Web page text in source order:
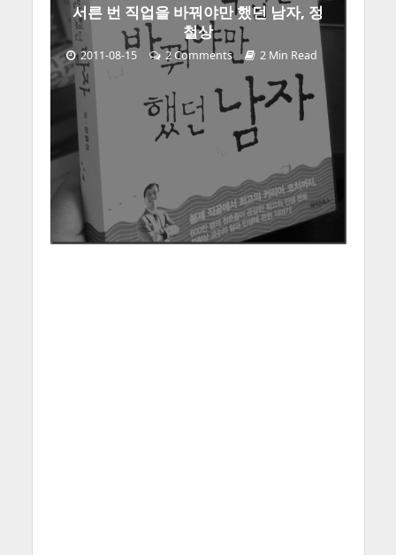
서른 번 직업을 바꿔야만 했던 남자, 정
철상
2011-08-15 2 Comments 2 Min Read